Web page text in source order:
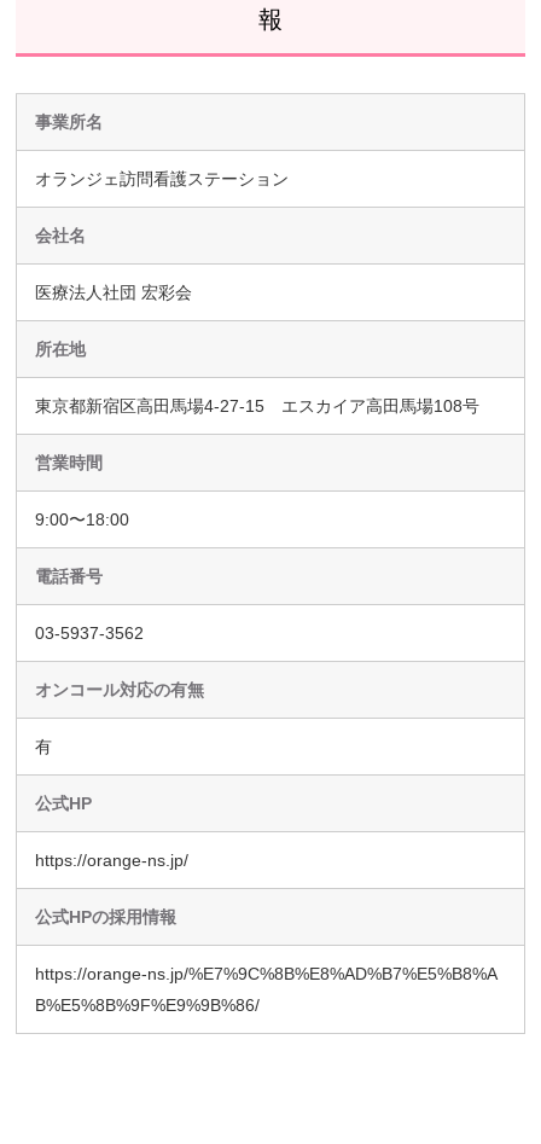
報
事業所名
オランジェ訪問看護ステーション
会社名
医療法人社団 宏彩会
所在地
東京都新宿区高田馬場4-27-15 エスカイア高田馬場108号
営業時間
9:00〜18:00
電話番号
03-5937-3562
オンコール対応の有無
有
公式HP
https://orange-ns.jp/
公式HPの採用情報
https://orange-ns.jp/%E7%9C%8B%E8%AD%B7%E5%B8%A
B%E5%8B%9F%E9%9B%86/